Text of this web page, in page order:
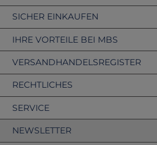
VERSANDHANDELSREGISTER
SICHER EINKAUFEN
IHRE VORTEILE BEI MBS
RECHTLICHES
SERVICE
NEWSLETTER